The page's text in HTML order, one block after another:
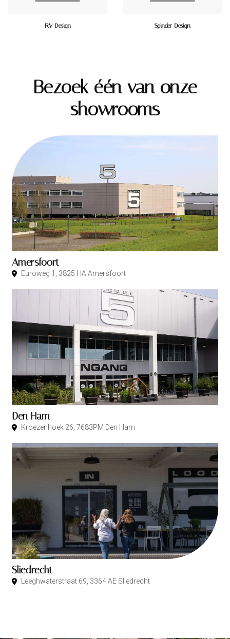
RV Design Spinder Design
Bezoek één van onze
showrooms
Amersfoort
Euroweg 1, 3825 HA Amersfoort
Den Ham
Kroezenhoek 26, 7683PM Den Ham
Sliedrecht
Leeghwaterstraat 69, 3364 AE Sliedrecht